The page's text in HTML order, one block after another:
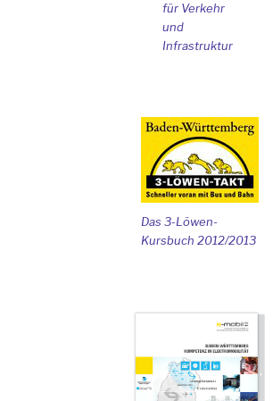
für Verkehr
und
Infrastruktur
Das 3-Löwen-
Kursbuch 2012/2013